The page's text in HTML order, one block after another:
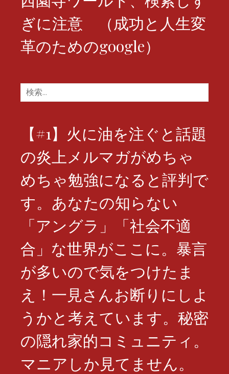
ぎに注意 （成功と人生変
革のためのgoogle）
検
索:
【#1】火に油を注ぐと話題
の炎上メルマガがめちゃ
めちゃ勉強になると評判で
す。あなたの知らない
「アングラ」「社会不適
合」な世界がここに。暴言
が多いので気をつけたま
え！一見さんお断りにしよ
うかと考えています。秘密
の隠れ家的コミュニティ。
マニアしか見てません。